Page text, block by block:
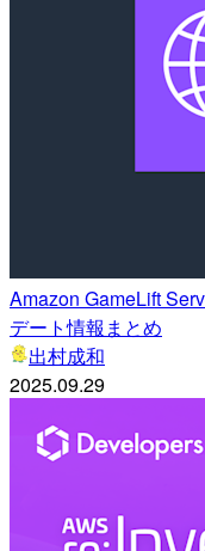
Amazon GameLift
デート情報まとめ
出村成和
2025.09.29